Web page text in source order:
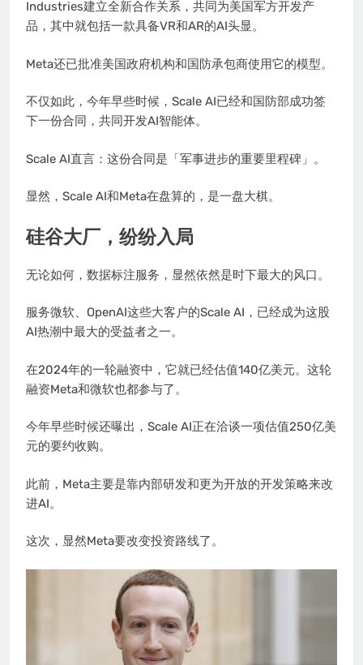
Industries建立全新合作关系，共同为美国军方开发产
品，其中就包括一款具备VR和AR的AI头显。
Meta还已批准美国政府机构和国防承包商使用它的模型。
不仅如此，今年早些时候，Scale AI已经和国防部成功签
下一份合同，共同开发AI智能体。
Scale AI直言：这份合同是「军事进步的重要里程碑」。
显然，Scale AI和Meta在盘算的，是一盘大棋。
硅谷大厂，纷纷入局
无论如何，数据标注服务，显然依然是时下最大的风口。
服务微软、OpenAI这些大客户的Scale AI，已经成为这股
AI热潮中最大的受益者之一。
在2024年的一轮融资中，它就已经估值140亿美元。这轮
融资Meta和微软也都参与了。
今年早些时候还曝出，Scale AI正在洽谈一项估值250亿美
元的要约收购。
此前，Meta主要是靠内部研发和更为开放的开发策略来改
进AI。
这次，显然Meta要改变投资路线了。